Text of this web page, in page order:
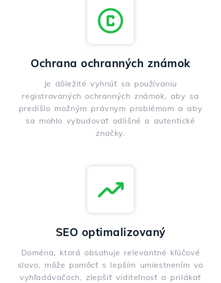
Ochrana ochranných známok
Je dôležité vyhnúť sa používaniu
registrovaných ochranných známok, aby sa
predišlo možným právnym problémom a aby
sa mohlo vybudovať odlišné a autentické
značky.
SEO optimalizovaný
Doména, ktorá obsahuje relevantné kľúčové
slovo, môže pomôcť s lepším umiestnením vo
vyhľadávačoch, zlepšiť viditeľnosť a prilákať